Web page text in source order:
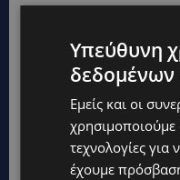
Υπεύθυνη
δεδομένων
Εμείς και οι
τεχνολογίες
έχουμε